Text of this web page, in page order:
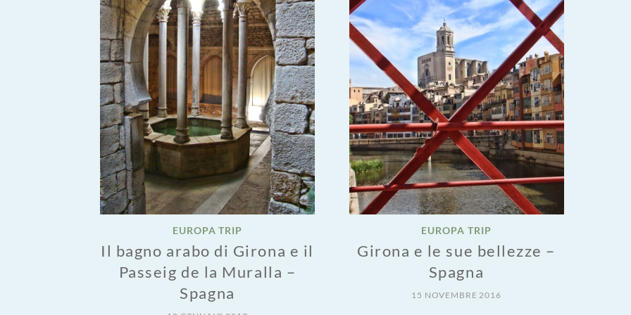
EUROPA TRIP
Il bagno arabo di Girona e il
Passeig de la Muralla –
Spagna
EUROPA TRIP
Girona e le sue bellezze –
Spagna
15 NOVEMBRE 2016